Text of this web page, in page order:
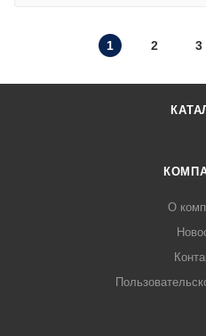
1 2 3
О